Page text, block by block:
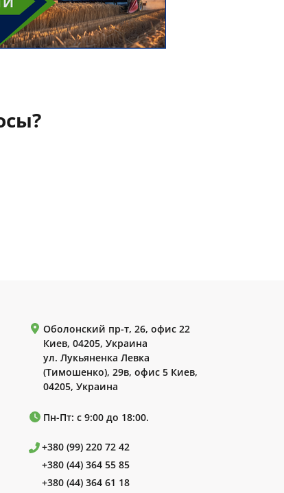
Оболонский пр-т, 26, офис 22
Киев, 04205, Украина
ул. Лукьяненка Левка
(Тимошенко), 29в, офис 5 Киев,
04205, Украина
Пн-Пт: с 9:00 до 18:00.
+380 (99) 220 72 42
+380 (44) 364 55 85
+380 (44) 364 61 18